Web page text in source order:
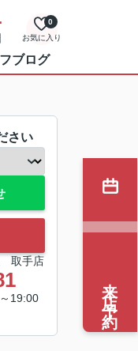
お気に入り
0
ブログ
さい
取手店
19:00
来店予約